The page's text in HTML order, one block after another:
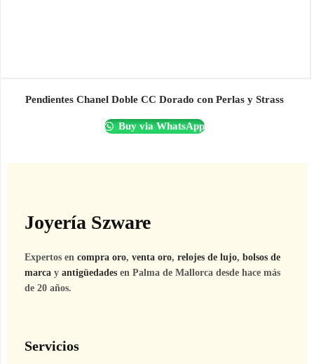
Pendientes Chanel Doble CC Dorado con Perlas y Strass
Buy via WhatsApp
Joyería Szware
Expertos en compra oro, venta oro, relojes de lujo, bolsos de
marca y antigüedades en Palma de Mallorca desde hace más
de 20 años.
Servicios